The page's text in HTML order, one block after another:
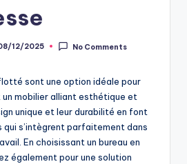
12/2025 No Comments
sont une option idéale pour
mobilier alliant esthétique et
unique et leur durabilité en font
qui s’intègrent parfaitement dans
En choisissant un bureau en
également pour une solution